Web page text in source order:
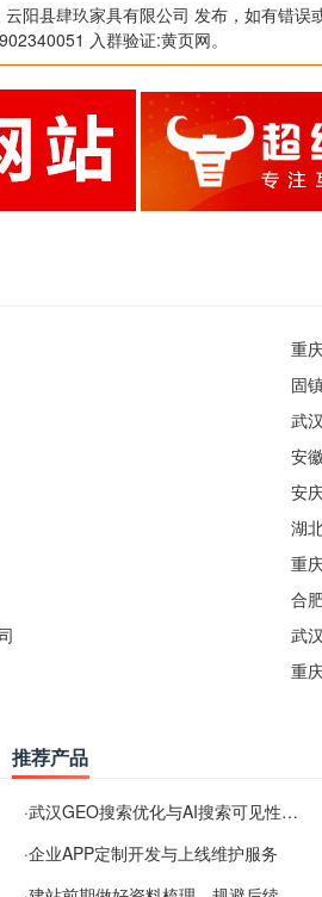
云阳县肆玖家具有限公司 发布，如有错误
入群验证:黄页网。
重
固
武
安
安
湖
重
合
武
重
推荐产品
·武汉GEO搜索优化与AI搜索可见性服务
·企业APP定制开发与上线维护服务